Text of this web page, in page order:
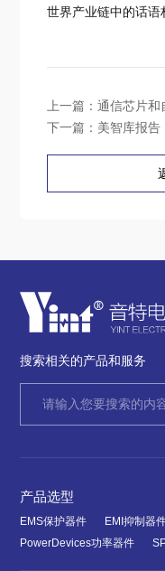
世界产业链中的话语
上一篇：通信芯片和
下一篇： 美智库报告
搜索相关的产品和服务
产品选型
EMS保护器件 EMI抑制器
PowerDevices功率器件